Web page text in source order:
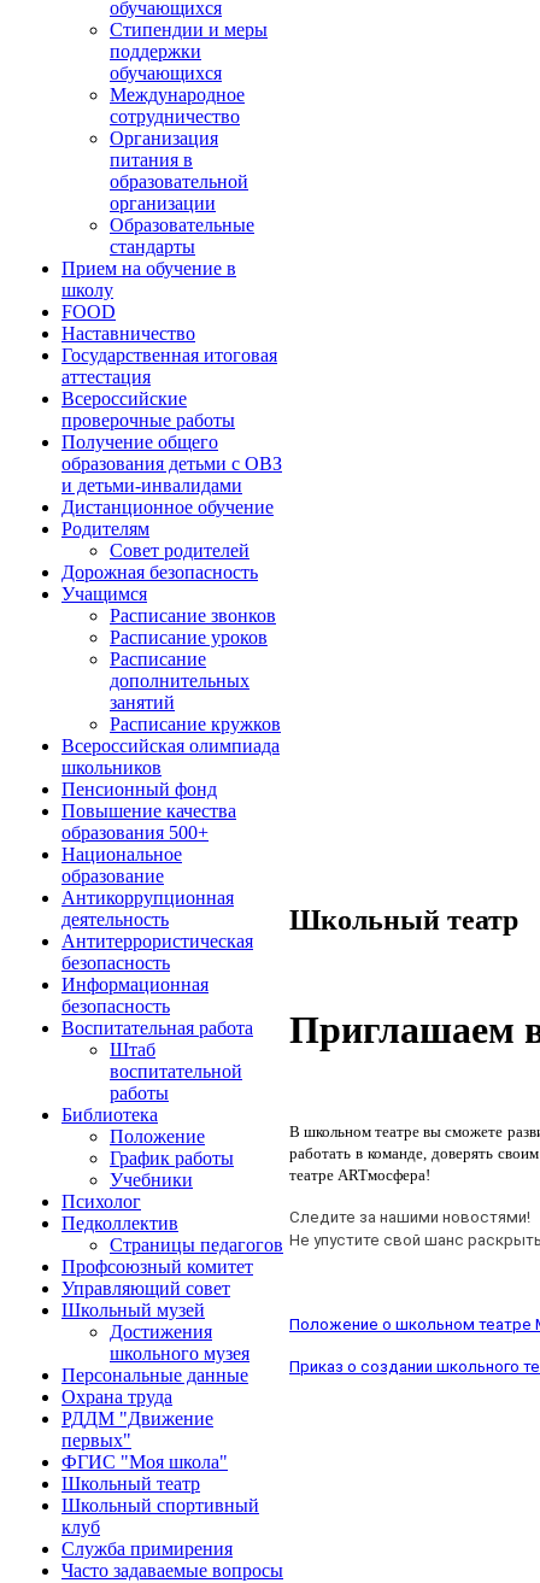
обучающихся
Стипендии и меры
поддержки
обучающихся
Международное
сотрудничество
Организация
питания в
образовательной
организации
Образовательные
стандарты
Прием на обучение в
школу
FOOD
Наставничество
Государственная итоговая
аттестация
Всероссийские
проверочные работы
Получение общего
образования детьми с ОВЗ
и детьми-инвалидами
Дистанционное обучение
Родителям
Совет родителей
Дорожная безопасность
Учащимся
Расписание звонков
Расписание уроков
Расписание
дополнительных
занятий
Расписание кружков
Всероссийская олимпиада
школьников
Пенсионный фонд
Повышение качества
образования 500+
Национальное
образование
Антикоррупционная
деятельность
Антитеррористическая
безопасность
Информационная
безопасность
Воспитательная работа
Штаб
воспитательной
работы
Библиотека
Положение
График работы
Учебники
Психолог
Педколлектив
Страницы педагогов
Профсоюзный комитет
Управляющий совет
Школьный музей
Достижения
школьного музея
Персональные данные
Охрана труда
РДДМ "Движение
первых"
ФГИС "Моя школа"
Школьный театр
Школьный спортивный
клуб
Служба примирения
Часто задаваемые вопросы
Школьный театр
Приглашаем
В школьном театре вы сможете
работать в команде, доверять
театре ARTмосфера!
Следите за нашими новостями!
Не упустите свой шанс
Положение о школьном
Приказ о создании школьного